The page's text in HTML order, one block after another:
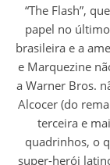
“The Flash”,
papel no
brasileira e a
e Marquezine
a Warner Bros.
Alcocer (do
terceira e
quadrinhos, o
super-herói